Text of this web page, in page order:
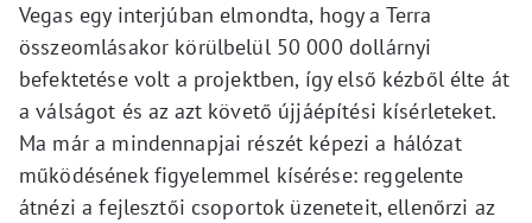
Vegas egy interjúban elmondta, hogy a Terra
összeomlásakor körülbelül 50 000 dollárnyi
befektetése volt a projektben, így első kézből élte át
a válságot és az azt követő újjáépítési kísérleteket.
Ma már a mindennapjai részét képezi a hálózat
működésének figyelemmel kísérése: reggelente
átnézi a fejlesztői csoportok üzeneteit, ellenőrzi az